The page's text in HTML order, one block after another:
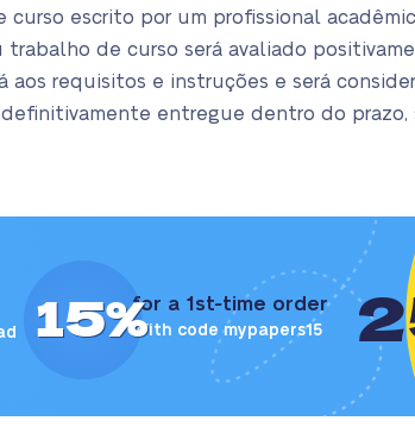
escrito por um profissional
de curso será avaliado
requisitos e instruções e será
entregue dentro do prazo,
15%for a 1st-time order
With code mypapers15